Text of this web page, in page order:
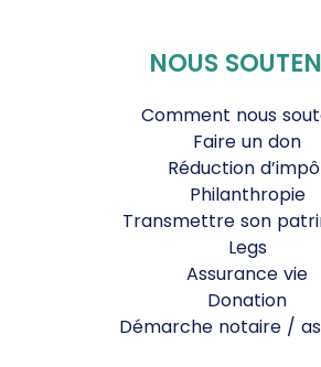
NOUS
Comment nous
Faire un don
Réduction
Philanthropie
Transmettre son
Legs
Assurance vie
Donation
Démarche notaire /